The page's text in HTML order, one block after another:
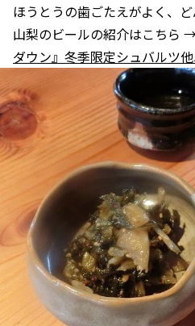
ほうとうの歯ごたえがよく、ど
山梨のビールの紹介はこちら
ダウン』冬季限定シュバルツ他